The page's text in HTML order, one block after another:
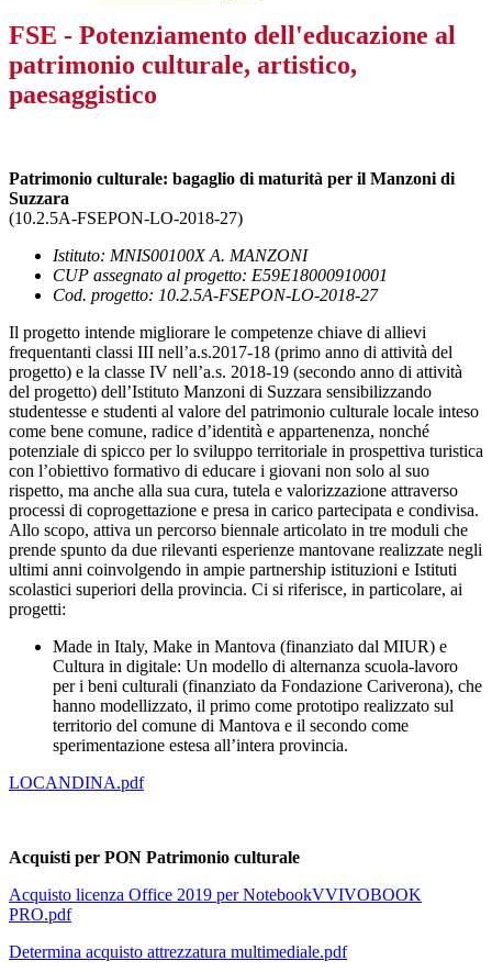
FSE - Potenziamento dell'educazione al
patrimonio culturale, artistico,
paesaggistico
Patrimonio culturale: bagaglio di maturità per il Manzoni di
Suzzara
(10.2.5A-FSEPON-LO-2018-27)
Istituto: MNIS00100X A. MANZONI
CUP assegnato al progetto: E59E18000910001
Cod. progetto: 10.2.5A-FSEPON-LO-2018-27
Il progetto intende migliorare le competenze chiave di allievi
frequentanti classi III nell’a.s.2017-18 (primo anno di attività del
progetto) e la classe IV nell’a.s. 2018-19 (secondo anno di attività
del progetto) dell’Istituto Manzoni di Suzzara sensibilizzando
studentesse e studenti al valore del patrimonio culturale locale inteso
come bene comune, radice d’identità e appartenenza, nonché
potenziale di spicco per lo sviluppo territoriale in prospettiva turistica
con l’obiettivo formativo di educare i giovani non solo al suo
rispetto, ma anche alla sua cura, tutela e valorizzazione attraverso
processi di coprogettazione e presa in carico partecipata e condivisa.
Allo scopo, attiva un percorso biennale articolato in tre moduli che
prende spunto da due rilevanti esperienze mantovane realizzate negli
ultimi anni coinvolgendo in ampie partnership istituzioni e Istituti
scolastici superiori della provincia. Ci si riferisce, in particolare, ai
progetti:
Made in Italy, Make in Mantova (finanziato dal MIUR) e
Cultura in digitale: Un modello di alternanza scuola-lavoro
per i beni culturali (finanziato da Fondazione Cariverona), che
hanno modellizzato, il primo come prototipo realizzato sul
territorio del comune di Mantova e il secondo come
sperimentazione estesa all’intera provincia.
LOCANDINA.pdf
Acquisti per PON Patrimonio culturale
Acquisto licenza Office 2019 per NotebookVVIVOBOOK
PRO.pdf
Determina acquisto attrezzatura multimediale.pdf